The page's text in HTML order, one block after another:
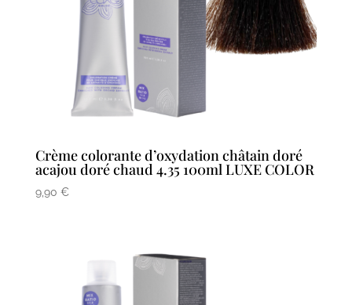
Crème colorante d’oxydation châtain doré
acajou doré chaud 4.35 100ml LUXE COLOR
9,90 €